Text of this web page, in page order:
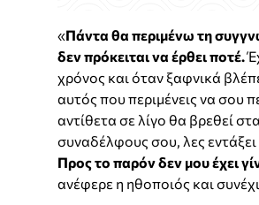
«Πάντα θα περιμένω τη
δεν πρόκειται να έρθει ποτέ.
χρόνος και όταν ξαφνικά
αυτός που περιμένεις να σου
αντίθετα σε λίγο θα βρεθεί
συναδέλφους σου, λες εντάξει
Προς το παρόν δεν μου έχει
ανέφερε η ηθοποιός και